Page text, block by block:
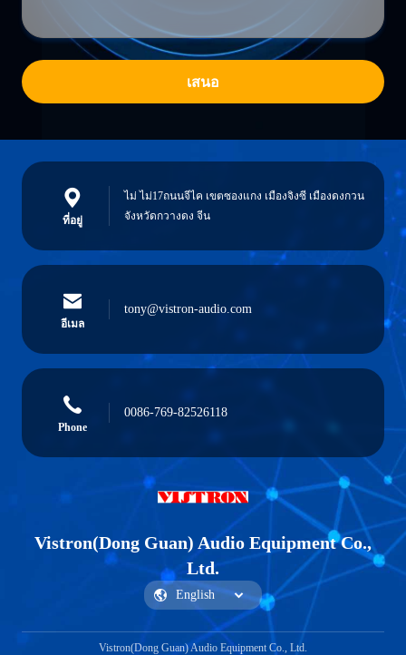
เสนอ
ที่อยู่
ไม่ ไม่17ถนนจีไค เขตซองแกง เมืองจิงซี เมืองดงกวน
จังหวัดกวางดง จีน
อีเมล
tony@vistron-audio.com
Phone
0086-769-82526118
Vistron(Dong Guan) Audio Equipment Co.,
Ltd.
Vistron(Dong Guan) Audio Equipment Co., Ltd.